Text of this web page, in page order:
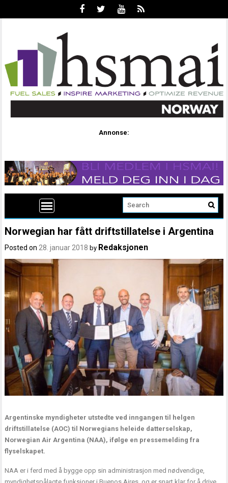
Annonse:
Norwegian har fått driftstillatelse i Argentina
Posted on28. januar 2018 by Redaksjonen
Argentinske myndigheter utstedte ved inngangen til helgen
driftstillatelse (AOC) til Norwegians heleide datterselskap,
Norwegian Air Argentina (NAA), ifølge en pressemelding fra
flyselskapet.
NAA er i ferd med å bygge opp sin administrasjon med nødvendige,